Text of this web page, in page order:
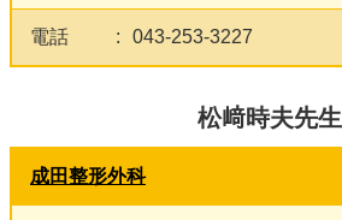
電話 043-253-3227
松﨑時夫先生
成田整形外科